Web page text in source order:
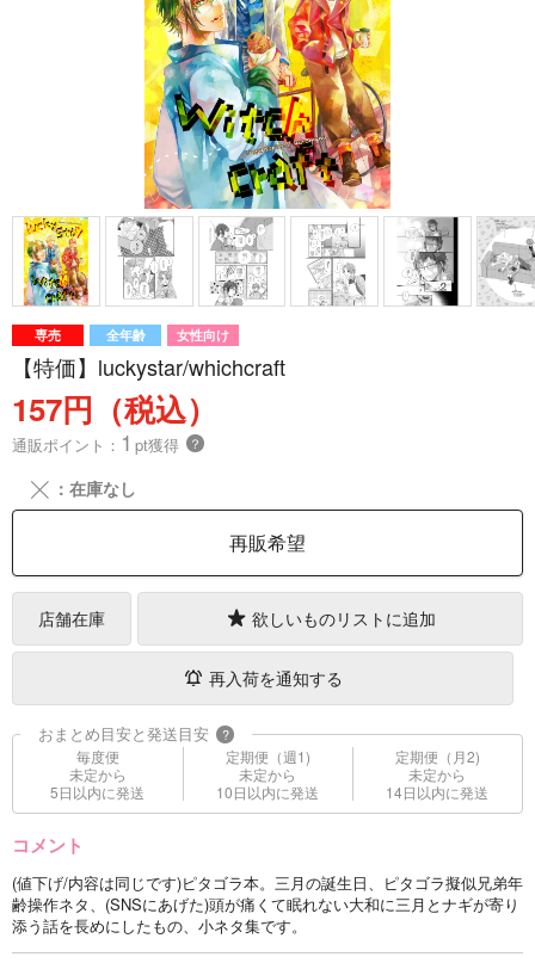
専売 全年齢 女性向け
【特価】luckystar/whichcraft
157円（税込）
通販ポイント： 1 pt獲得 ？
╳ ：在庫なし
再販希望
店舗在庫 欲しいものリストに追加
再入荷を通知する
おまとめ目安と発送目安 ?
毎度便
未定から
5日以内に発送
定期便（週1)
未定から
10日以内に発送
定期便（月2)
未定から
14日以内に発送
コメント
(値下げ/内容は同じです)ピタゴラ本。三月の誕生日、ピタゴラ擬似兄弟年
齢操作ネタ、(SNSにあげた)頭が痛くて眠れない大和に三月とナギが寄り
添う話を長めにしたもの、小ネタ集です。